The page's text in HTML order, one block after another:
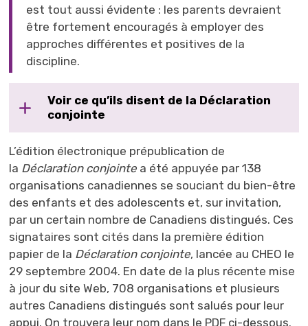
est tout aussi évidente : les parents devraient
être fortement encouragés à employer des
approches différentes et positives de la
discipline.
Voir ce qu’ils disent de la Déclaration
conjointe
L’édition électronique prépublication de
la Déclaration conjointe a été appuyée par 138
organisations canadiennes se souciant du bien-être
des enfants et des adolescents et, sur invitation,
par un certain nombre de Canadiens distingués. Ces
signataires sont cités dans la première édition
papier de la Déclaration conjointe, lancée au CHEO le
29 septembre 2004. En date de la plus récente mise
à jour du site Web, 708 organisations et plusieurs
autres Canadiens distingués sont salués pour leur
appui. On trouvera leur nom dans le PDF ci-dessous.